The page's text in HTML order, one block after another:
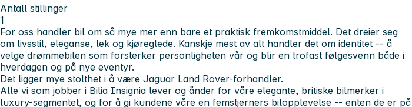
Antall stillinger
1
For oss handler bil om så mye mer enn bare et praktisk fremkomstmiddel. Det dreier seg
om livsstil, eleganse, lek og kjøreglede. Kanskje mest av alt handler det om identitet -- å
velge drømmebilen som forsterker personligheten vår og blir en trofast følgesvenn både i
hverdagen og på nye eventyr.
Det ligger mye stolthet i å være Jaguar Land Rover-forhandler.
Alle vi som jobber i Bilia Insignia lever og ånder for våre elegante, britiske bilmerker i
luxury-segmentet, og for å gi kundene våre en femstjerners bilopplevelse -- enten de er på